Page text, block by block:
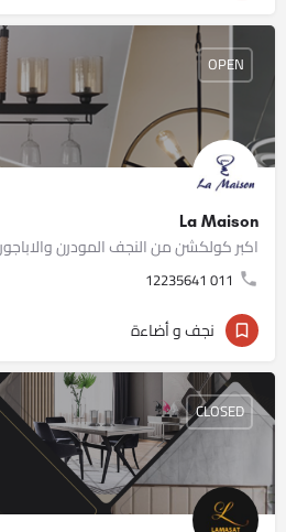
La Maison
اكبر كولكشن من النجف المودرن
011 12235641
OPEN
نجف و أضاءة
CLOSED